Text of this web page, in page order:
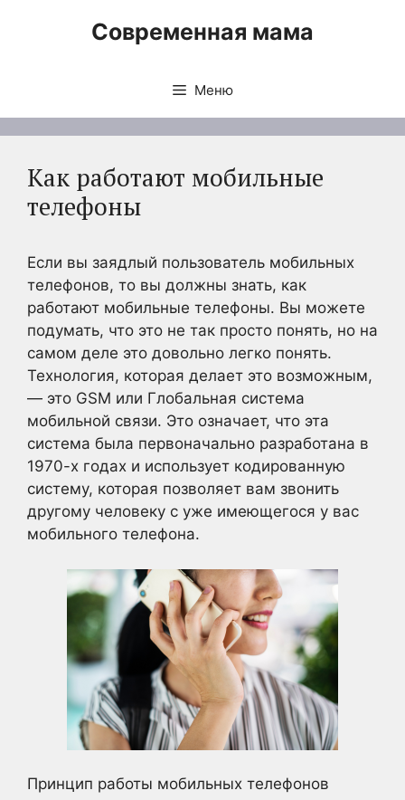
Современная мама
Меню
Как работают мобильные
телефоны
Если вы заядлый пользователь мобильных
телефонов, то вы должны знать, как
работают мобильные телефоны. Вы можете
подумать, что это не так просто понять, но на
самом деле это довольно легко понять.
Технология, которая делает это возможным,
— это GSM или Глобальная система
мобильной связи. Это означает, что эта
система была первоначально разработана в
1970-х годах и использует кодированную
систему, которая позволяет вам звонить
другому человеку с уже имеющегося у вас
мобильного телефона.
Принцип работы мобильных телефонов